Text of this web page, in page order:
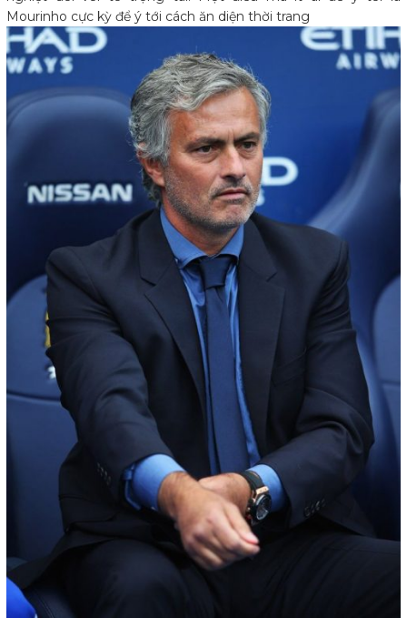
Mourinho cực kỳ để ý tới cách ăn diện thời trang